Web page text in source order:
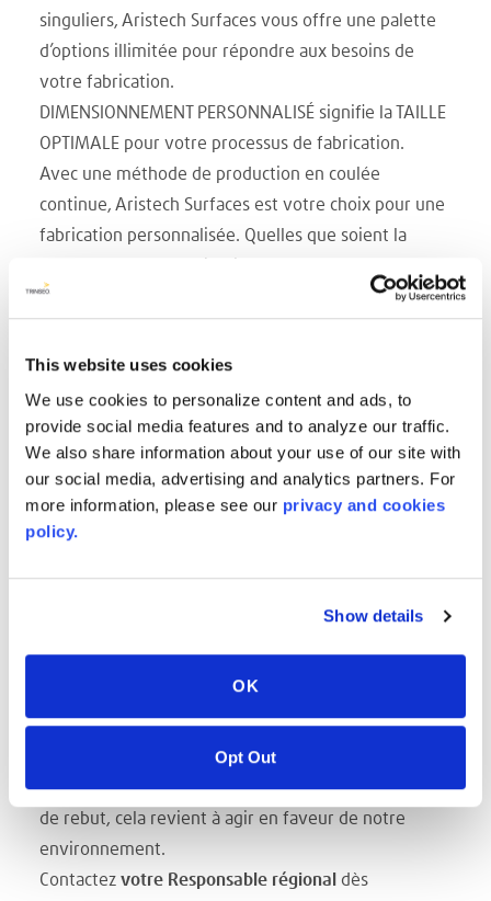
This website uses cookies
We use cookies to personalize content and ads, to
provide social media features and to analyze our traffic.
We also share information about your use of our site with
our social media, advertising and analytics partners. For
more information, please see our privacy and cookies
policy.
Show details
OK
Opt Out
singuliers, Aristech Surfaces vous offre une palette
d’options illimitée pour répondre aux besoins de
votre fabrication.
DIMENSIONNEMENT PERSONNALISÉ signifie la TAILLE
OPTIMALE pour votre processus de fabrication.
Avec une méthode de production en coulée
continue, Aristech Surfaces est votre choix pour une
fabrication personnalisée. Quelles que soient la
vous choisissez.
LONGUEURS de votre choix !
Les bobines sont impactées par l’épaisseur, mais
elles peuvent atteindre 700’ !
ÉPAISSEUR de 3 mm à 19 mm
Couleur et esthétique, nous travaillerons
directement avec votre concepteur pour donner vie
d’une étape de production spécifique au sein du
processus de fabrication.
Le choix d’un format optimal réduit les rebuts. Moins
de rebut, cela revient à agir en faveur de notre
environnement.
Contactez votre Responsable régional dès